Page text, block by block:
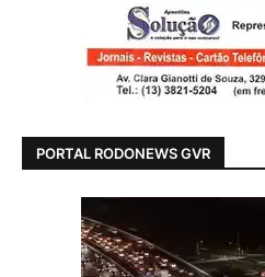
PORTAL RODONEWS GVR